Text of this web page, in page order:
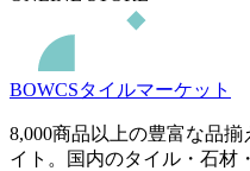
BOWCSタイルマーケット
8,000商品以上の豊富な品
イト。国内のタイル・石材